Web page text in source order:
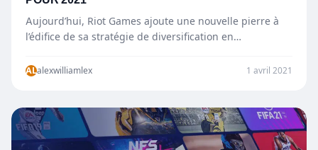
Aujourd’hui, Riot Games ajoute une nouvelle pierre à
l’édifice de sa stratégie de diversification en
ALalexwilliamlex 1 avril 2021